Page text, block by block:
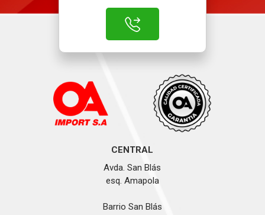
CENTRAL
Avda. San Blás
esq. Amapola
Barrio San Blás